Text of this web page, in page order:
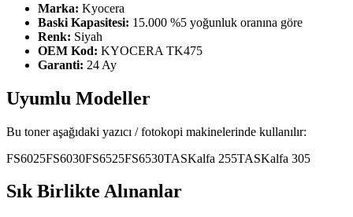
Marka: Kyocera
Baski Kapasitesi: 15.000 %5 yoğunluk oranına göre
Renk: Siyah
OEM Kod: KYOCERA TK475
Garanti: 24 Ay
Uyumlu Modeller
Bu toner aşağıdaki yazıcı / fotokopi makinelerinde kullanılır:
FS6025FS6030FS6525FS6530TASKalfa 255TASKalfa 305
Sık Birlikte Alınanlar